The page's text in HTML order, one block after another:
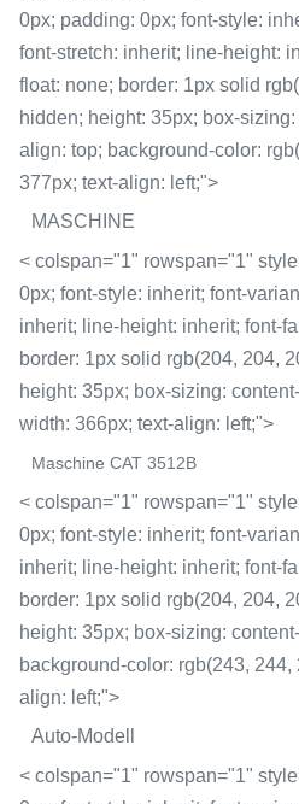
0px; padding: 0px; font-style:
font-stretch: inherit; line-height:
float: none; border: 1px solid
hidden; height: 35px; box-
align: top; background-color:
377px; text-align: left;">
MASCHINE
< colspan="1" rowspan="1"
0px; font-style: inherit; font-
inherit; line-height: inherit; font-
border: 1px solid rgb(204, 204,
height: 35px; box-sizing:
width: 366px; text-align: left;">
Maschine CAT 3512B
< colspan="1" rowspan="1"
0px; font-style: inherit; font-
inherit; line-height: inherit; font-
border: 1px solid rgb(204, 204,
height: 35px; box-sizing:
background-color: rgb(243,
align: left;">
Auto-Modell
< colspan="1" rowspan="1"